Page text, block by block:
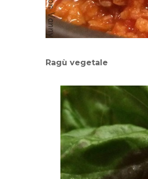
Ragù vegetale